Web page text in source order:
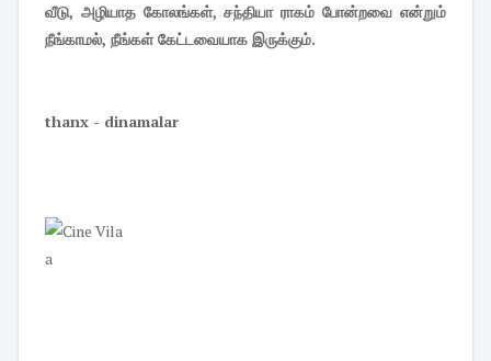
வீடு, அழியாத கோலங்கள், சந்தியா ராகம் போன்றவை என்றும்
நீங்காமல், நீங்கள் கேட்டவையாக இருக்கும்.
thanx - dinamalar
a